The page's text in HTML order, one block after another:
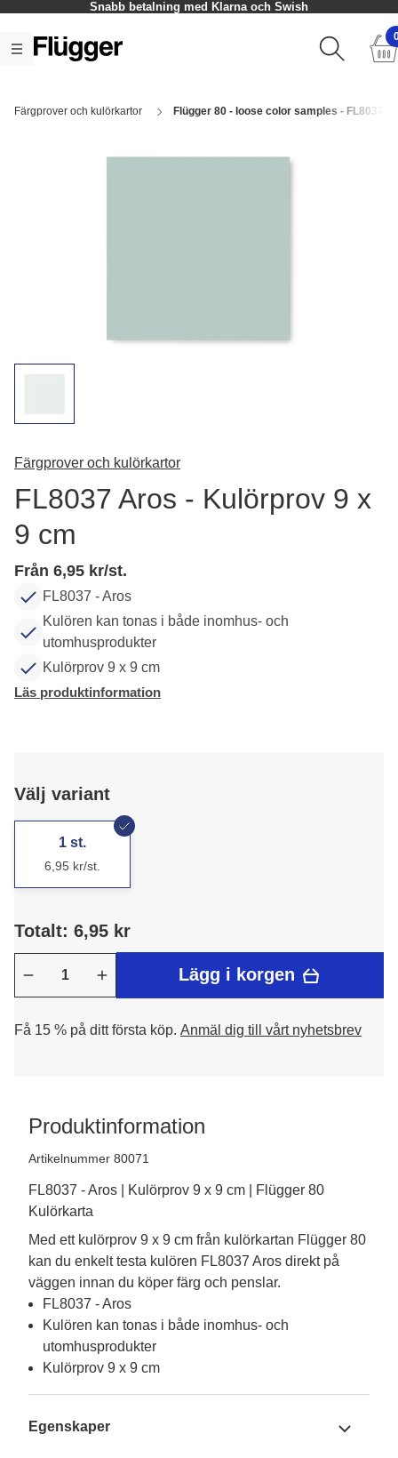
Snabb betalning med Klarna och Swish
Färgprover och kulörkartor Flügger 80 - loose color samples - FL8037
Färgprover och kulörkartor
FL8037 Aros - Kulörprov 9 x
9 cm
Från 6,95 kr/st.
FL8037 - Aros
Kulören kan tonas i både inomhus- och
utomhusprodukter
Kulörprov 9 x 9 cm
Läs produktinformation
Välj variant
1 st.
6,95 kr/st.
Totalt: 6,95 kr
Lägg i korgen
Få 15 % på ditt första köp. Anmäl dig till vårt nyhetsbrev
Produktinformation
Artikelnummer 80071
FL8037 - Aros | Kulörprov 9 x 9 cm | Flügger 80
Kulörkarta
Med ett kulörprov 9 x 9 cm från kulörkartan Flügger 80
kan du enkelt testa kulören FL8037 Aros direkt på
väggen innan du köper färg och penslar.
FL8037 - Aros
Kulören kan tonas i både inomhus- och
utomhusprodukter
Kulörprov 9 x 9 cm
Egenskaper